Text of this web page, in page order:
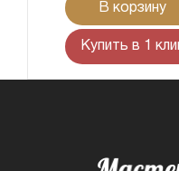
В корзину
Купить в 1